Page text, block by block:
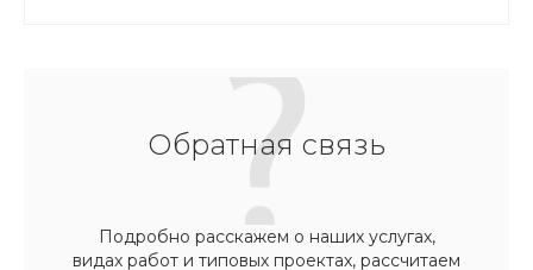
Обратная связь
Подробно расскажем о наших услугах,
видах работ и типовых проектах, рассчитаем